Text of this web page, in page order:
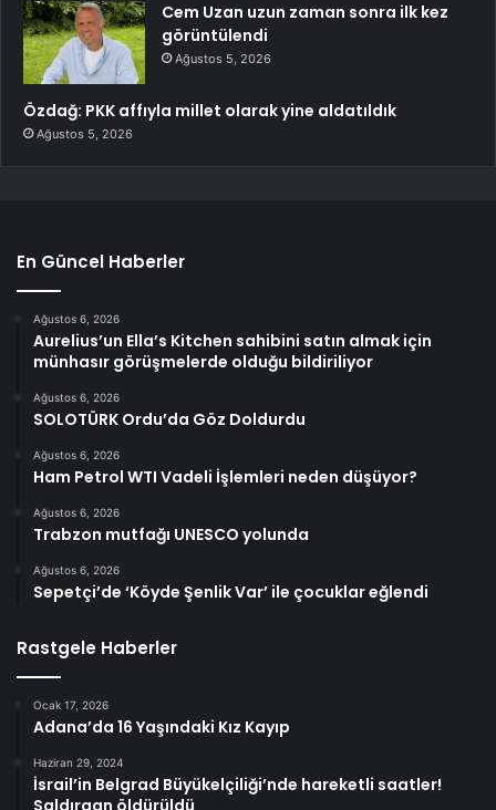
Cem Uzan uzun zaman sonra ilk kez
görüntülendi
Ağustos 5, 2026
Özdağ: PKK affıyla millet olarak yine aldatıldık
Ağustos 5, 2026
En Güncel Haberler
Ağustos 6, 2026
Aurelius’un Ella’s Kitchen sahibini satın almak için
münhasır görüşmelerde olduğu bildiriliyor
Ağustos 6, 2026
SOLOTÜRK Ordu’da Göz Doldurdu
Ağustos 6, 2026
Ham Petrol WTI Vadeli İşlemleri neden düşüyor?
Ağustos 6, 2026
Trabzon mutfağı UNESCO yolunda
Ağustos 6, 2026
Sepetçi’de ‘Köyde Şenlik Var’ ile çocuklar eğlendi
Rastgele Haberler
Ocak 17, 2026
Adana’da 16 Yaşındaki Kız Kayıp
Haziran 29, 2024
İsrail’in Belgrad Büyükelçiliği’nde hareketli saatler!